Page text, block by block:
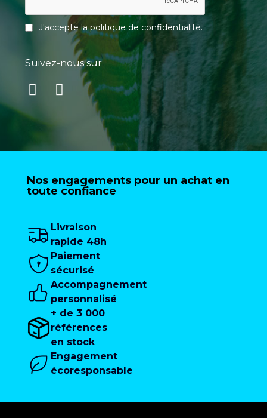
J'accepte lapolitique de confidentialité.
Suivez-nous sur
Nos engagements pour un achat en
toute confiance
Livraison
rapide 48h
Paiement
sécurisé
Accompagnement
personnalisé
+ de 3 000
références
en stock
Engagement
écoresponsable